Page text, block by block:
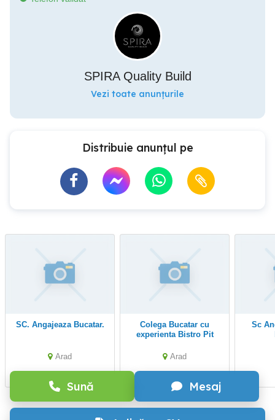
Sună Mesaj
SPIRA Quality Build
Vezi toate anunțurile
Distribuie anunțul pe
SC. Angajeaza Bucatar.
Arad
Colega Bucatar cu
experienta Bistro Pit
Arad
Sc Angajeaza ajutor